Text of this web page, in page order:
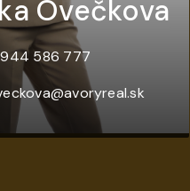
Ovečkova
586 777